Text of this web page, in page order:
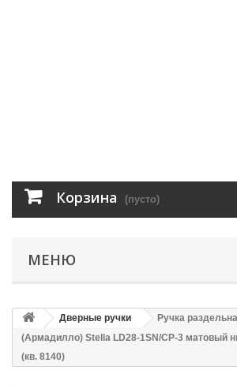
Корзина (пусто)
МЕНЮ
Дверные ручки
Ручка
(Армадилло) Stella LD28-1SN/CP-3 матовый
(кв. 8140)